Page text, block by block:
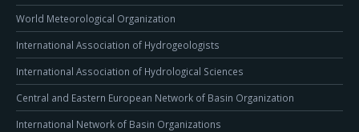
World Meteorological Organization
International Association of Hydrogeologists
International Association of Hydrological Sciences
Central and Eastern European Network of Basin Organization
International Network of Basin Organizations